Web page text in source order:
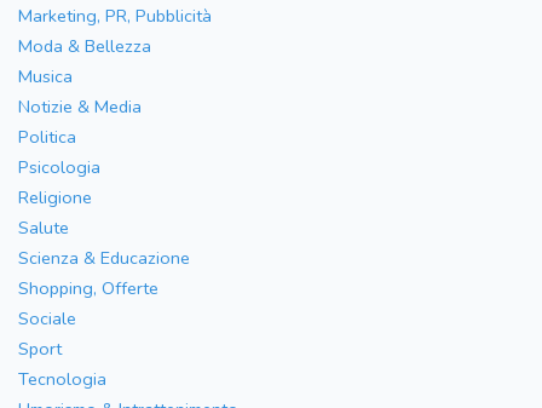
Marketing, PR, Pubblicità
Moda & Bellezza
Musica
Notizie & Media
Politica
Psicologia
Religione
Salute
Scienza & Educazione
Shopping, Offerte
Sociale
Sport
Tecnologia